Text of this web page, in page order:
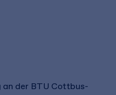
der BTU Cottbus-